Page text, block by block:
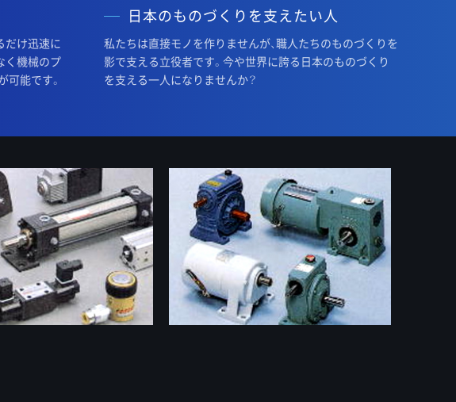
だけ迅速に
く機械のプ
能です。
日本のものづくりを支えたい人
私たちは直接モノを作りませんが、職人たちのものづくりを
影で支える立役者です。今や世界に誇る日本のものづくり
を支える一人になりませんか？